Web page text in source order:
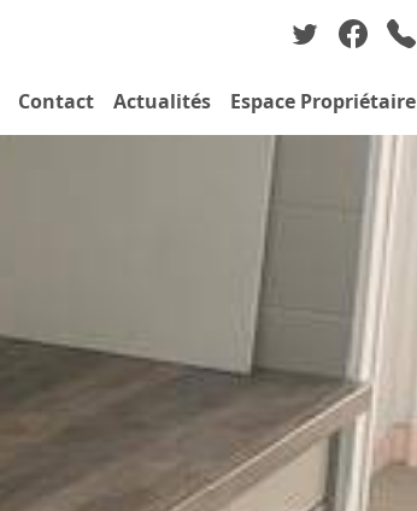
Contact Actualités Espace Propriétaire